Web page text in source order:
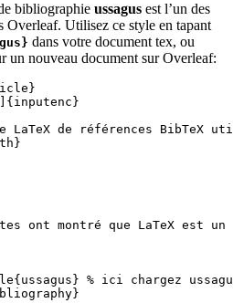
bibliographie ussagus est l’un des
Overleaf. Utilisez ce style en tapant
dans votre document tex, ou
un nouveau document sur Overleaf:
}
]{ inputenc }
LaTeX de références
ont montré que LaTeX est
{ussagus} % ici chargez